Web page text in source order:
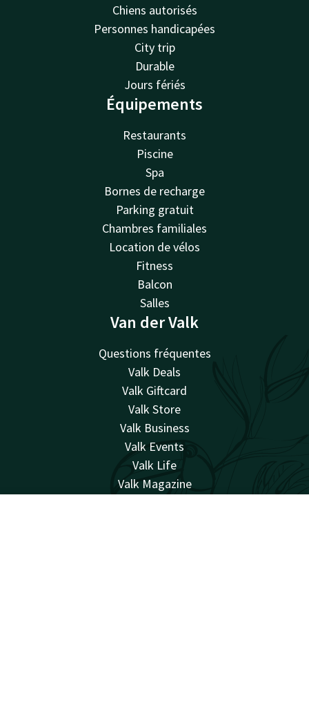
Chiens autorisés
Personnes handicapées
City trip
Durable
Jours fériés
Équipements
Restaurants
Piscine
Spa
Bornes de recharge
Parking gratuit
Chambres familiales
Location de vélos
Fitness
Balcon
Salles
Van der Valk
Questions fréquentes
Valk Deals
Valk Giftcard
Valk Store
Valk Business
Valk Events
Valk Life
Valk Magazine